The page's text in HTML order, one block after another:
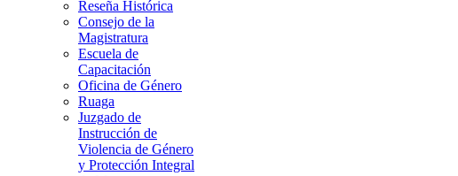
Reseña Histórica
Consejo de la
Magistratura
Escuela de
Capacitación
Oficina de Género
Ruaga
Juzgado de
Instrucción de
Violencia de Género
y Protección Integral